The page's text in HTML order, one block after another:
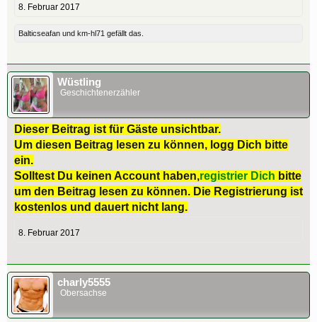
8. Februar 2017
Balticseafan und km-hl71 gefällt das.
Wüstling
Geschichtenerzähler
Dieser Beitrag ist für Gäste unsichtbar.
Um diesen Beitrag lesen zu können, logg Dich bitte
ein.
Solltest Du keinen Account haben,registrier Dich bitte
um den Beitrag lesen zu können. Die Registrierung ist
kostenlos und dauert nicht lang.
8. Februar 2017
charly5555
Obersachse